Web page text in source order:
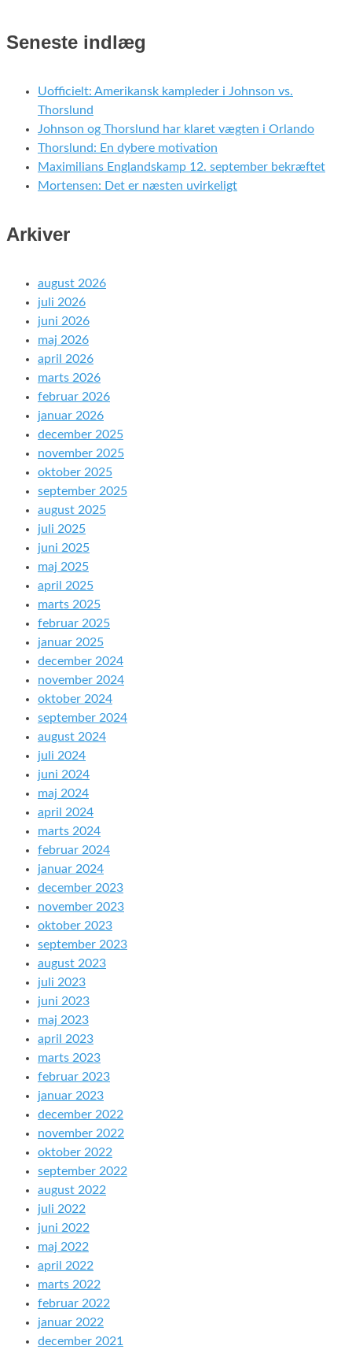
Seneste indlæg
Uofficielt: Amerikansk kampleder i Johnson vs.
Thorslund
Johnson og Thorslund har klaret vægten i Orlando
Thorslund: En dybere motivation
Maximilians Englandskamp 12. september bekræftet
Mortensen: Det er næsten uvirkeligt
Arkiver
august 2026
juli 2026
juni 2026
maj 2026
april 2026
marts 2026
februar 2026
januar 2026
december 2025
november 2025
oktober 2025
september 2025
august 2025
juli 2025
juni 2025
maj 2025
april 2025
marts 2025
februar 2025
januar 2025
december 2024
november 2024
oktober 2024
september 2024
august 2024
juli 2024
juni 2024
maj 2024
april 2024
marts 2024
februar 2024
januar 2024
december 2023
november 2023
oktober 2023
september 2023
august 2023
juli 2023
juni 2023
maj 2023
april 2023
marts 2023
februar 2023
januar 2023
december 2022
november 2022
oktober 2022
september 2022
august 2022
juli 2022
juni 2022
maj 2022
april 2022
marts 2022
februar 2022
januar 2022
december 2021